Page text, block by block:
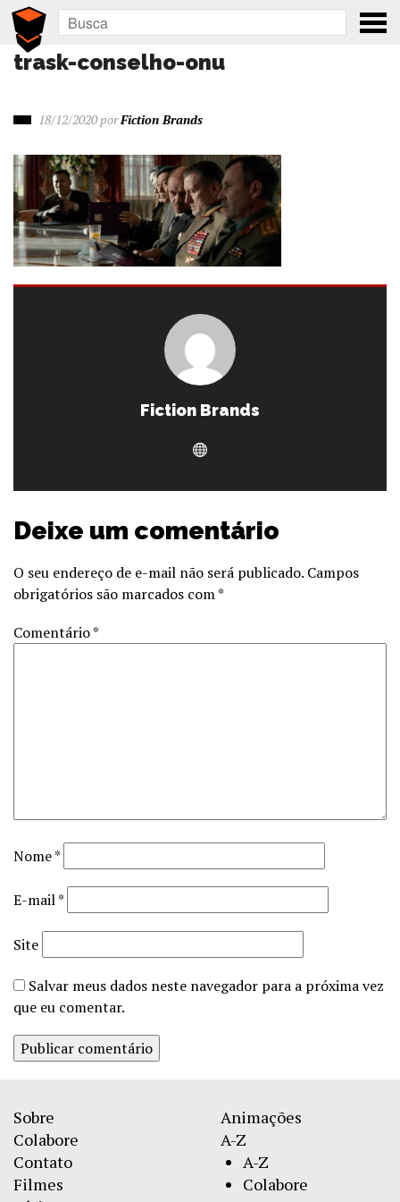
trask-conselho-onu
18/12/2020porFiction Brands
Fiction Brands
Deixe um comentário
O seu endereço de e-mail não será publicado. Campos
obrigatórios são marcados com*
Comentário*
Nome*
E-mail*
Site
Salvar meus dados neste navegador para a próxima vez
que eu comentar.
Sobre
Colabore
Contato
Filmes
Animações
A-Z
A-Z
Colabore